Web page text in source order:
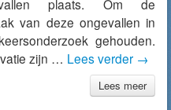
plaats. Om de
van deze ongevallen in
gehouden.
zijn … Lees verder →
Lees meer